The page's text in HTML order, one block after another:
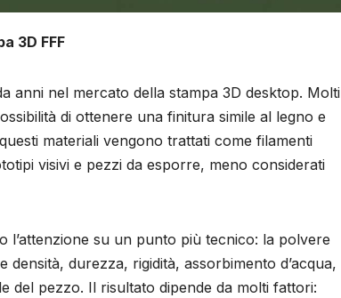
3D FFF
anni nel mercato della stampa 3D desktop. Molti
di ottenere una finitura simile al legno e
materiali vengono trattati come filamenti
visivi e pezzi da esporre, meno considerati
l’attenzione su un punto più tecnico: la polvere
durezza, rigidità, assorbimento d’acqua,
del pezzo. Il risultato dipende da molti fattori: